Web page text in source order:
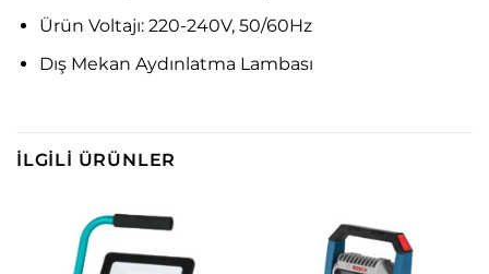
Ürün Voltajı: 220-240V, 50/60Hz
Dış Mekan Aydınlatma Lambası
İLGILI ÜRÜNLER